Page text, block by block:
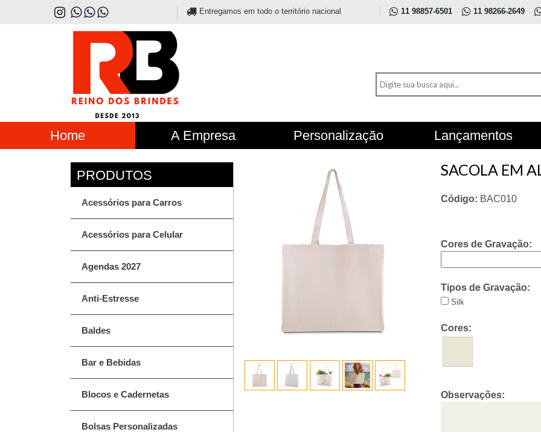
Entregamos em todo o território nacional 11 98857-6501 11 98266-2649
Home A Empresa Personalização Lançamentos
Acessórios para Carros
Acessórios para Celular
Agendas 2027
Anti-Estresse
Baldes
Bar e Bebidas
Blocos e Cadernetas
Bolsas Personalizadas
SACOLA EM
Código: BAC010
Cores de Gravação:
Tipos de Gravação:
Silk
Cores:
Observações: